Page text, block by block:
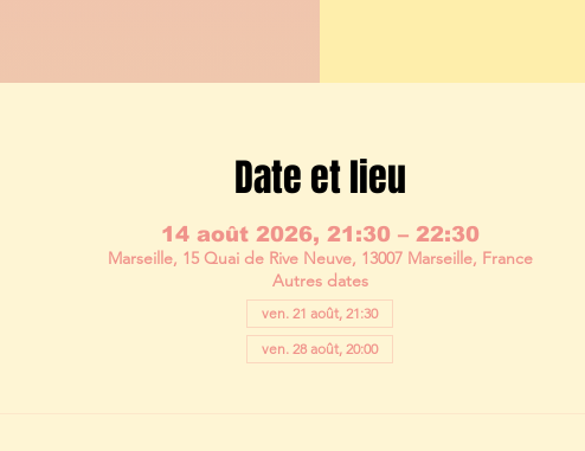
Date et lieu
14 août 2026, 21:30 – 22:30
Marseille, 15 Quai de Rive Neuve, 13007 Marseille, France
Autres dates
ven. 21 août, 21:30
ven. 28 août, 20:00